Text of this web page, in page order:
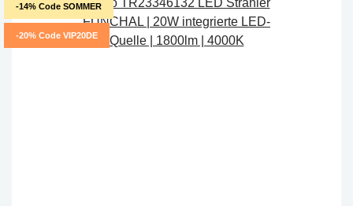
-14% Code SOMMER
-20% Code VIP20DE